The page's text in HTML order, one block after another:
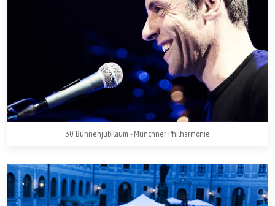
30. Bühnenjubiläum - Münchner Philharmonie